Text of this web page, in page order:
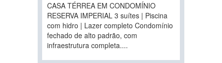
CASA TÉRREA EM CONDOMÍNIO
RESERVA IMPERIAL 3 suítes | Piscina
com hidro | Lazer completo Condomínio
fechado de alto padrão, com
infraestrutura completa....